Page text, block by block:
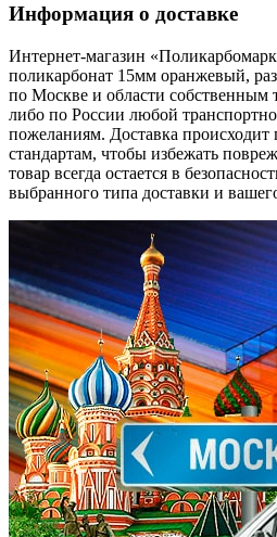
Информация о доставке
Интернет-магазин
поликарбонат 15мм оранжевый,
по Москве и области собственным
либо по России любой
пожеланиям. Доставка
стандартам, чтобы избежать
товар всегда остается в
выбранного типа доставки и